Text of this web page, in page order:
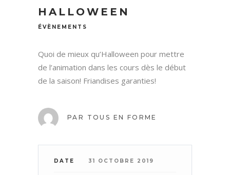
HALLOWEEN
ÉVÈNEMENTS
Quoi de mieux qu’Halloween pour mettre
de l’animation dans les cours dès le début
de la saison! Friandises garanties!
PAR TOUS EN FORME
DATE 31 OCTOBRE 2019